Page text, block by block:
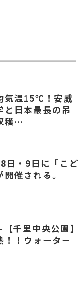
温15℃！安威
と日本最長の吊
穫…
・9日に「こど
催される。
千里中央公園】
！！ウォーター